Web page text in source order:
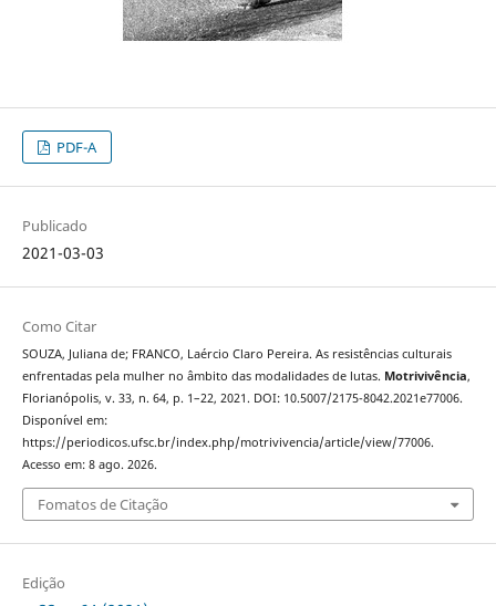
PDF-A
Publicado
2021-03-03
Como Citar
SOUZA, Juliana de; FRANCO, Laércio Claro Pereira. As resistências culturais
enfrentadas pela mulher no âmbito das modalidades de lutas. Motrivivência,
Florianópolis, v. 33, n. 64, p. 1–22, 2021. DOI: 10.5007/2175-8042.2021e77006.
Disponível em:
https://periodicos.ufsc.br/index.php/motrivivencia/article/view/77006.
Acesso em: 8 ago. 2026.
Fomatos de Citação
Edição